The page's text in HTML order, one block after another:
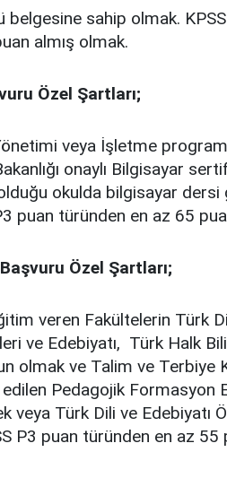
belgesine sahip olmak.
almış olmak.
Özel Şartları;
veya İşletme
onaylı Bilgisayar
okulda bilgisayar dersi
puan türünden en az 65
Özel Şartları;
veren Fakültelerin Türk
ve Edebiyatı, Türk Halk
olmak ve Talim ve Terbiye
edilen Pedagojik Formasyon
veya Türk Dili ve Edebiyatı
P3 puan türünden en az 55